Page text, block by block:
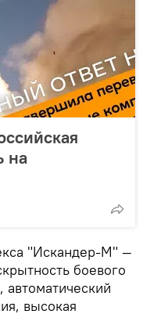
на
"Искандер-М" —
боевого
автоматический
высокая